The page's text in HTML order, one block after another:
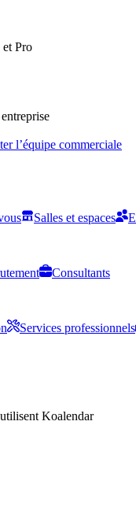
et Pro
l’équipe commerciale
Salles et espaces
Consultants
Services professionnels
Koalendar